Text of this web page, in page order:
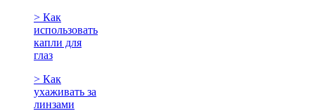
> Как
использовать
капли для
глаз
> Как
ухаживать за
линзами